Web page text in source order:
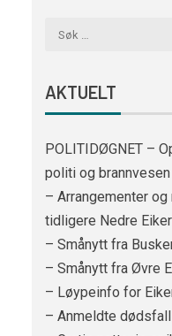
AKTUELT
POLITIDØGNET –
politi og brannvesen
– Arrangementer
tidligere Nedre Eiker
– Smånytt fra
– Smånytt fra Øvre
– Løypeinfo for
– Anmeldte